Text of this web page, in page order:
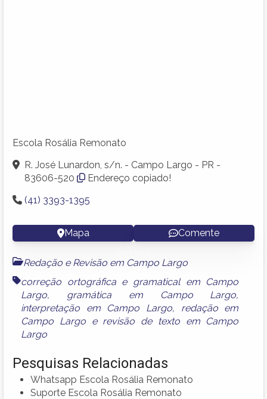
Escola Rosália Remonato
R. José Lunardon, s/n. - Campo Largo - PR -
83606-520
Endereço copiado!
(41) 3393-1395
Mapa Comente
Redação e Revisão em Campo Largo
correção ortográfica e gramatical em Campo
Largo, gramática em Campo Largo,
interpretação em Campo Largo, redação em
Campo Largoe revisão de texto em Campo
Largo
Pesquisas Relacionadas
Whatsapp Escola Rosália Remonato
Suporte Escola Rosália Remonato